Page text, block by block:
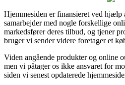
Hjemmesiden er finansieret ved hjælp
samarbejder med nogle forskellige
markedsfører deres tilbud, og tjener
bruger vi sender videre foretager et
Viden angående produkter og online
men vi påtager os ikke ansvaret for
siden vi senest opdaterede